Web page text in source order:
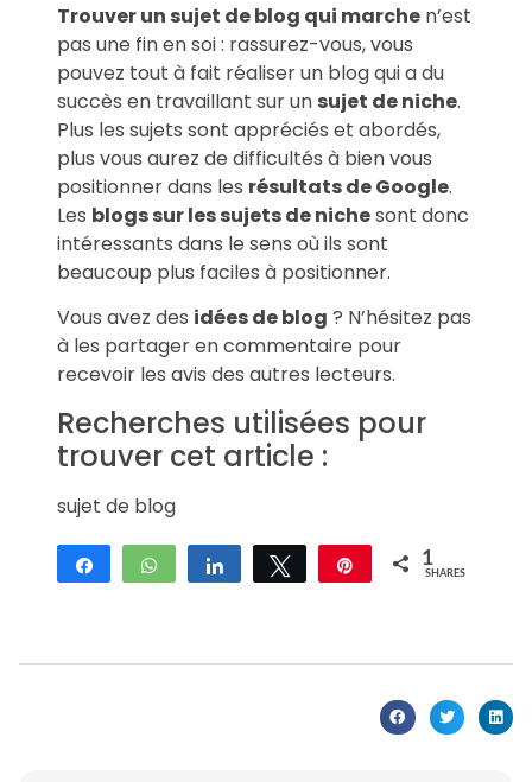
Trouver un sujet de blog qui marche n’est
pas une fin en soi : rassurez-vous, vous
pouvez tout à fait réaliser un blog qui a du
succès en travaillant sur un sujet de niche.
Plus les sujets sont appréciés et abordés,
plus vous aurez de difficultés à bien vous
positionner dans les résultats de Google.
Les blogs sur les sujets de nichesont donc
intéressants dans le sens où ils sont
beaucoup plus faciles à positionner.
Vous avez des idées de blog ? N’hésitez pas
à les partager en commentaire pour
recevoir les avis des autres lecteurs.
Recherches utilisées pour
trouver cet article :
sujet de blog
Share WhatsApp Share Tweet 1
SHARES